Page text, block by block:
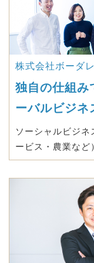
株式会社ボーダ
独自の仕組み
ーバルビジネ
ソーシャルビジ
ービス・農業など）